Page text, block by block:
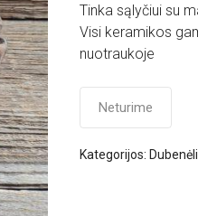
Tinka sąlyčiui su
Visi keramikos
nuotraukoje
Neturime
Kategorijos: